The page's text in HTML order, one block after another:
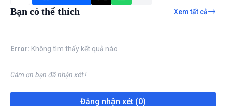
Bạn có thể thích Xem tất cả
Error: Không tìm thấy kết quả nào
Cám ơn bạn đã nhận xét !
Đăng nhận xét (0)